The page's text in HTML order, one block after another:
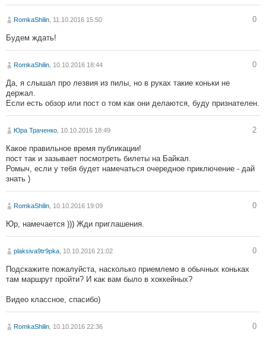
RomkaShilin , 11.10.2016 15:50 0
Будем ждать!
RomkaShilin , 10.10.2016 18:44 0
Да, я слышал про лезвия из пилы, но в руках такие коньки не
держал.
Если есть обзор или пост о том как они делаются, буду признателен.
Юра Траченко , 10.10.2016 18:49 2
Какое правильное время публикации!
пост так и зазывает посмотреть билеты на Байкал.
Ромыч, если у тебя будет намечаться очередное приключение - дай
знать )
RomkaShilin , 10.10.2016 19:09 0
Юр, намечается ))) Жди приглашения.
plaksiva9tr9pka , 10.10.2016 21:02 0
Подскажите пожалуйста, насколько приемлемо в обычных коньках
там маршрут пройти? И как вам было в хоккейных?
Видео классное, спасибо)
RomkaShilin , 10.10.2016 22:36 0